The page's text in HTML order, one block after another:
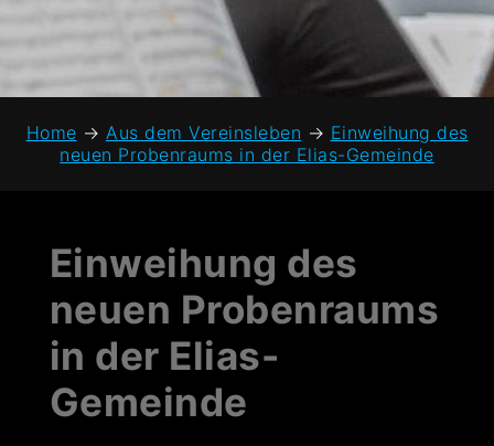
Home → Aus dem Vereinsleben → Einweihung des
neuen Probenraums in der Elias-Gemeinde
Einweihung des
neuen Probenraums
in der Elias-
Gemeinde